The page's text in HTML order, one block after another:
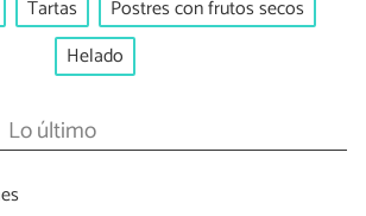
Tartas
Postres con frutos secos
Helado
Lo último